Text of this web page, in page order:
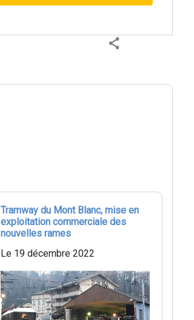
Tramway du Mont Blanc, mise en
exploitation commerciale des
nouvelles rames
Le 19 décembre 2022